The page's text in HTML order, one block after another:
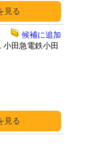
小田急電鉄小田
候補に追加